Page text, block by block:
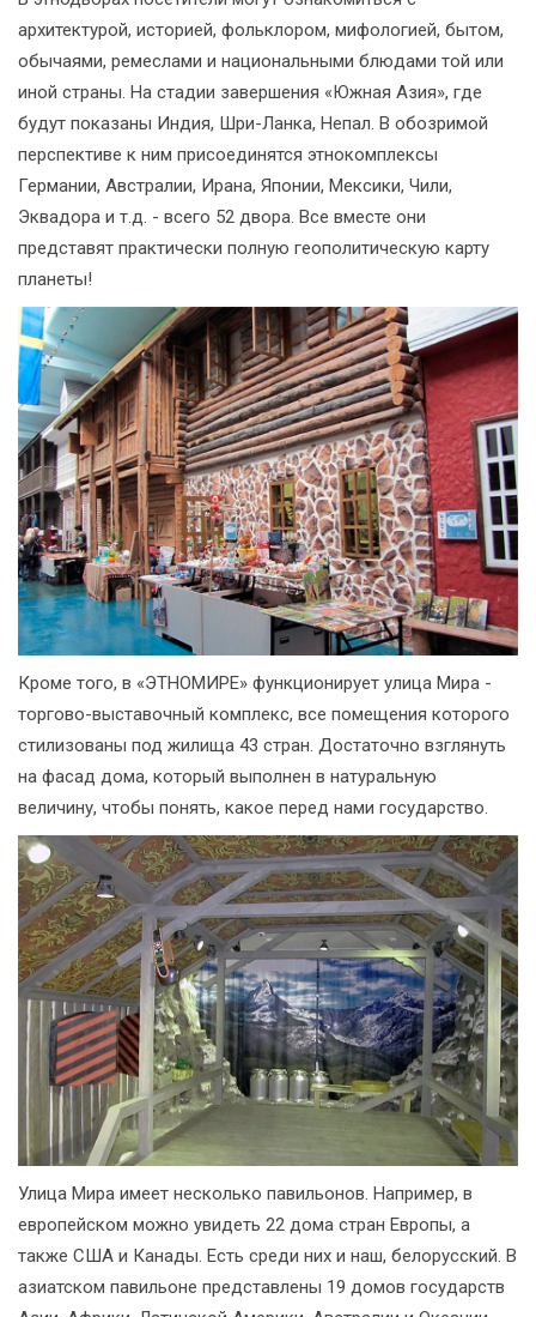
архитектурой, историей, фольклором, мифологией, бытом,
обычаями, ремеслами и национальными блюдами той или
иной страны. На стадии завершения «Южная Азия», где
будут показаны Индия, Шри-Ланка, Непал. В обозримой
перспективе к ним присоединятся этнокомплексы
Германии, Австралии, Ирана, Японии, Мексики, Чили,
Эквадора и т.д. - всего 52 двора. Все вместе они
представят практически полную геополитическую карту
планеты!
Кроме того, в «ЭТНОМИРЕ» функционирует улица Мира -
торгово-выставочный комплекс, все помещения которого
стилизованы под жилища 43 стран. Достаточно взглянуть
на фасад дома, который выполнен в натуральную
величину, чтобы понять, какое перед нами государство.
Улица Мира имеет несколько павильонов. Например, в
европейском можно увидеть 22 дома стран Европы, а
также США и Канады. Есть среди них и наш, белорусский. В
азиатском павильоне представлены 19 домов государств